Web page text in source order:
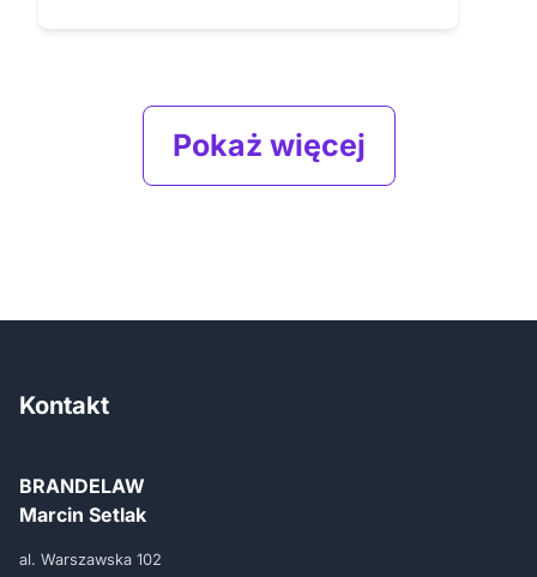
Pokaż więcej
Kontakt
BRANDELAW
Marcin Setlak
al. Warszawska 102